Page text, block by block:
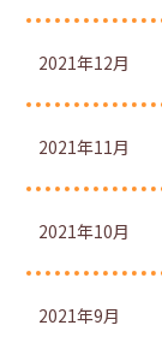
2021年12月
2021年11月
2021年10月
2021年9月